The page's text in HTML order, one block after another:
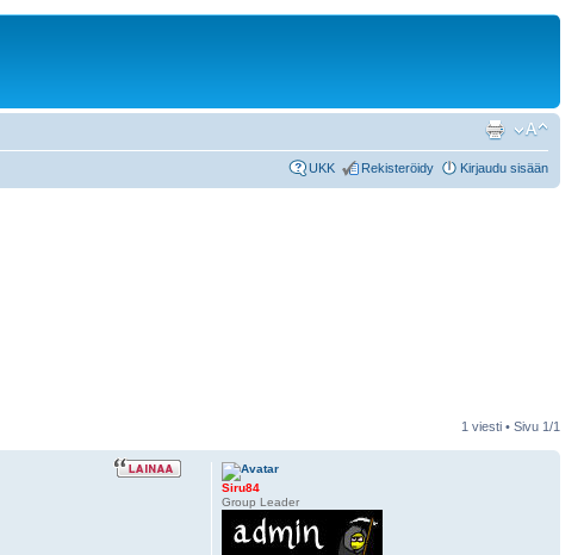
UKK Rekisteröidy Kirjaudu sisään
1 viesti • Sivu 1/1
Siru84
Group Leader